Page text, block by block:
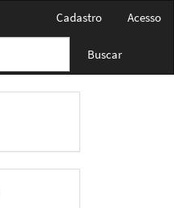
Cadastro Acesso
Buscar